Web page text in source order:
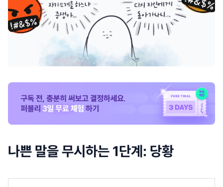
나쁜 말을 무시하는 1단계: 당황